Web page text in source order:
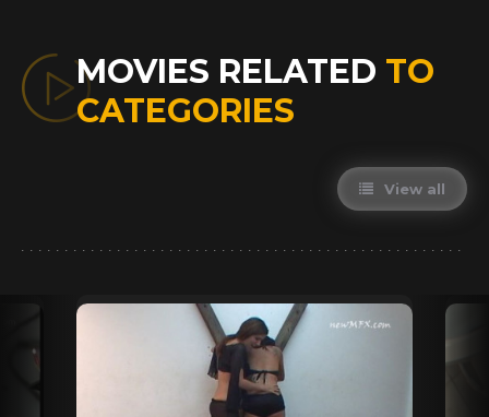
MOVIES RELATED TO
CATEGORIES
View all